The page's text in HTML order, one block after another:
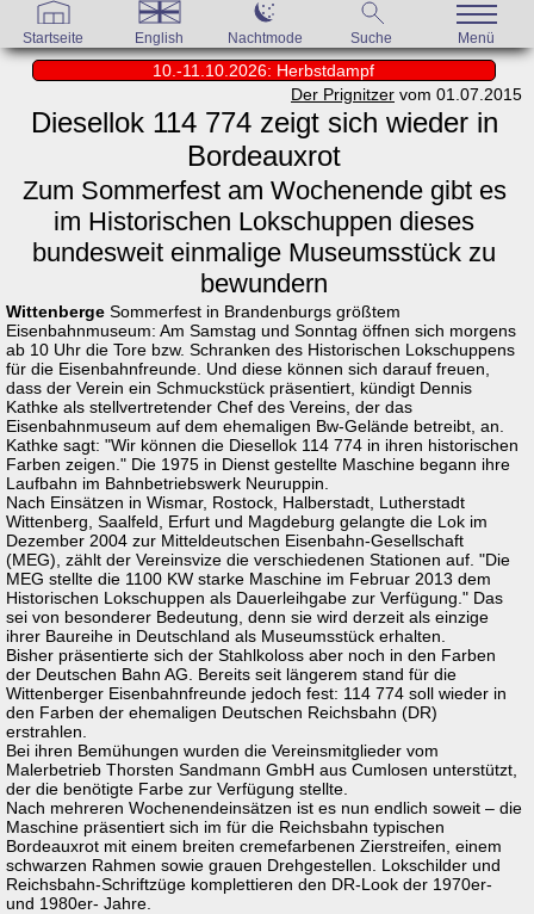
Startseite English Nachtmode Suche Menü
10.-11.10.2026: Herbstdampf
Der Prignitzer vom 01.07.2015
Diesellok 114 774 zeigt sich wieder in
Bordeauxrot
Zum Sommerfest am Wochenende gibt es
im Historischen Lokschuppen dieses
bundesweit einmalige Museumsstück zu
bewundern
Wittenberge Sommerfest in Brandenburgs größtem
Eisenbahnmuseum: Am Samstag und Sonntag öffnen sich morgens
ab 10 Uhr die Tore bzw. Schranken des Historischen Lokschuppens
für die Eisenbahnfreunde. Und diese können sich darauf freuen,
dass der Verein ein Schmuckstück präsentiert, kündigt Dennis
Kathke als stellvertretender Chef des Vereins, der das
Eisenbahnmuseum auf dem ehemaligen Bw-Gelände betreibt, an.
Kathke sagt: "Wir können die Diesellok 114 774 in ihren historischen
Farben zeigen." Die 1975 in Dienst gestellte Maschine begann ihre
Laufbahn im Bahnbetriebswerk Neuruppin.
Nach Einsätzen in Wismar, Rostock, Halberstadt, Lutherstadt
Wittenberg, Saalfeld, Erfurt und Magdeburg gelangte die Lok im
Dezember 2004 zur Mitteldeutschen Eisenbahn-Gesellschaft
(MEG), zählt der Vereinsvize die verschiedenen Stationen auf. "Die
MEG stellte die 1100 KW starke Maschine im Februar 2013 dem
Historischen Lokschuppen als Dauerleihgabe zur Verfügung." Das
sei von besonderer Bedeutung, denn sie wird derzeit als einzige
ihrer Baureihe in Deutschland als Museumsstück erhalten.
Bisher präsentierte sich der Stahlkoloss aber noch in den Farben
der Deutschen Bahn AG. Bereits seit längerem stand für die
Wittenberger Eisenbahnfreunde jedoch fest: 114 774 soll wieder in
den Farben der ehemaligen Deutschen Reichsbahn (DR)
erstrahlen.
Bei ihren Bemühungen wurden die Vereinsmitglieder vom
Malerbetrieb Thorsten Sandmann GmbH aus Cumlosen unterstützt,
der die benötigte Farbe zur Verfügung stellte.
Nach mehreren Wochenendeinsätzen ist es nun endlich soweit – die
Maschine präsentiert sich im für die Reichsbahn typischen
Bordeauxrot mit einem breiten cremefarbenen Zierstreifen, einem
schwarzen Rahmen sowie grauen Drehgestellen. Lokschilder und
Reichsbahn-Schriftzüge komplettieren den DR-Look der 1970er-
und 1980er- Jahre.